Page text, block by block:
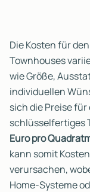
Die Kosten für
Townhouses
wie Größe,
individuellen
sich die Preise
schlüsselfertiges
Europro
kann somit
verursachen,
Home-Systeme